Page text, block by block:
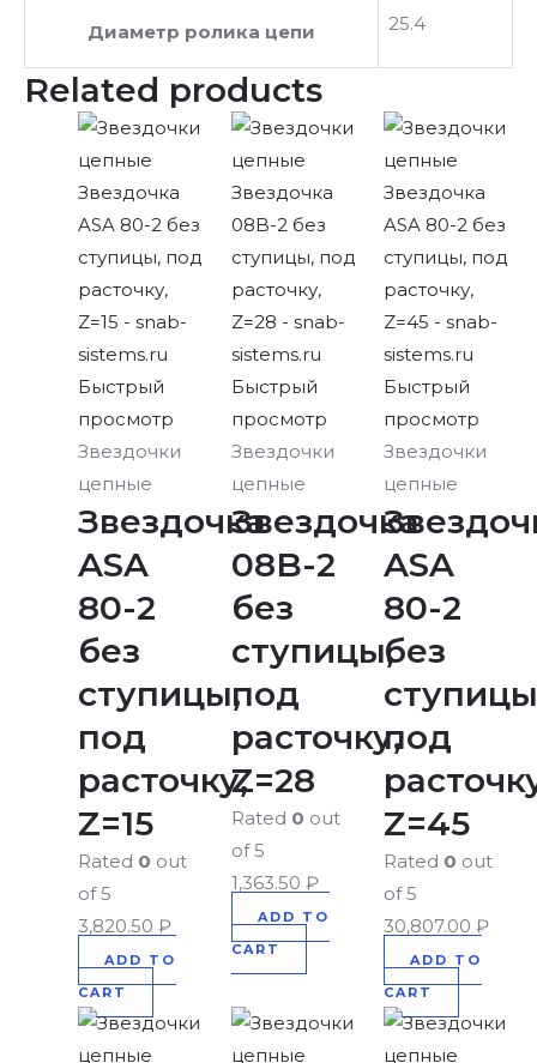
Диаметр ролика цепи 25.4
Related products
Быстрый
просмотр
Звездочки
цепные
Звездочка
ASA
80-2
без
ступицы,
под
расточку,
Z=15
Rated 0 out
of 5
3,820.50 ₽
ADD TO
CART
Быстрый
просмотр
Звездочки
цепные
Звездочка
08B-2
без
ступицы,
под
расточку,
Z=28
Rated 0 out
of 5
1,363.50 ₽
ADD TO
CART
Быстрый
просмотр
Звездочки
цепные
ASA
80-2
без
под
Z=45
Rated 0 out
of 5
30,807.00₽
ADD TO
CART